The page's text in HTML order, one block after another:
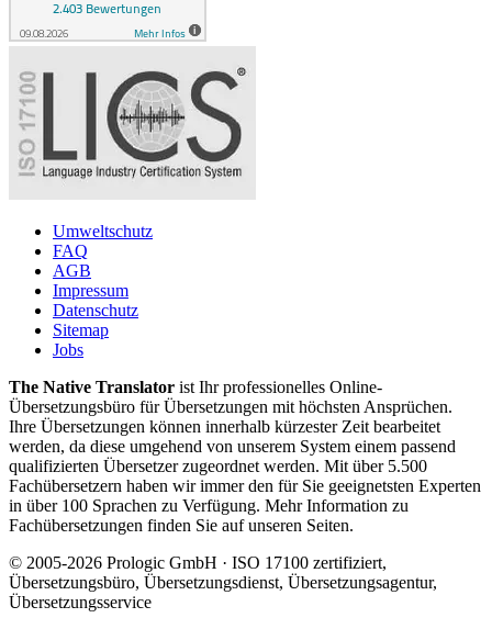
Umweltschutz
FAQ
AGB
Impressum
Datenschutz
Sitemap
Jobs
The Native Translator ist Ihr professionelles Online-
Übersetzungsbüro für Übersetzungen mit höchsten Ansprüchen.
Ihre Übersetzungen können innerhalb kürzester Zeit bearbeitet
werden, da diese umgehend von unserem System einem passend
qualifizierten Übersetzer zugeordnet werden. Mit über 5.500
Fachübersetzern haben wir immer den für Sie geeignetsten Experten
in über 100 Sprachen zu Verfügung. Mehr Information zu
Fachübersetzungen finden Sie auf unseren Seiten.
© 2005-2026 Prologic GmbH · ISO 17100 zertifiziert,
Übersetzungsbüro, Übersetzungsdienst, Übersetzungsagentur,
Übersetzungsservice